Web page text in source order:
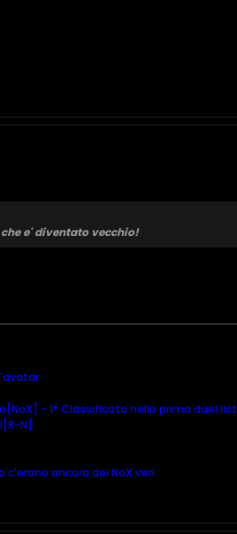
e' diventato vecchio!
- 1° Classificato nella prima duel list
N]
ancora dei NoX veri.